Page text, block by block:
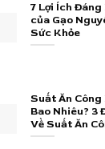
7 Lợi Ích
của Gạo
Sức Khỏe
Suất Ăn Công
Bao Nhiêu? 3
Về Suất Ăn